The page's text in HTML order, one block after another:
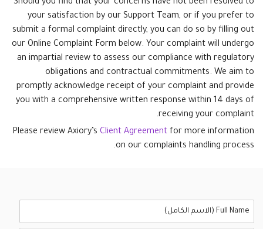
Should you find that your concerns have not been resolved to
your satisfaction by our Support Team, or if you prefer to
submit a formal complaint directly, you can do so by filling out
our Online Complaint Form below. Your complaint will undergo
an impartial review to assess our compliance with regulatory
obligations and contractual commitments. We aim to
promptly acknowledge receipt of your complaint and provide
you with a comprehensive written response within 14 days of
receiving your complaint.
Please review Axiory’s Client Agreement for more information
on our complaints handling process.